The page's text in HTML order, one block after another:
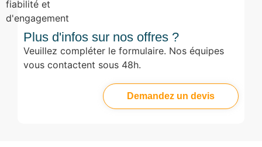
Plus d'infos sur nos offres ?
Veuillez compléter le formulaire. Nos équipes
vous contactent sous 48h.
Demandez un devis